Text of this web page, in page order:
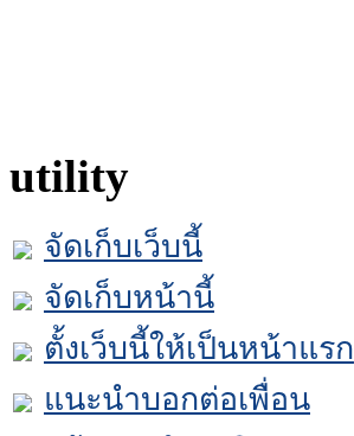
utility
จัดเก็บเว็บนี้
จัดเก็บหน้านี้
ตั้งเว็บนี้ให้เป็นหน้าแรก
แนะนำบอกต่อเพื่อน